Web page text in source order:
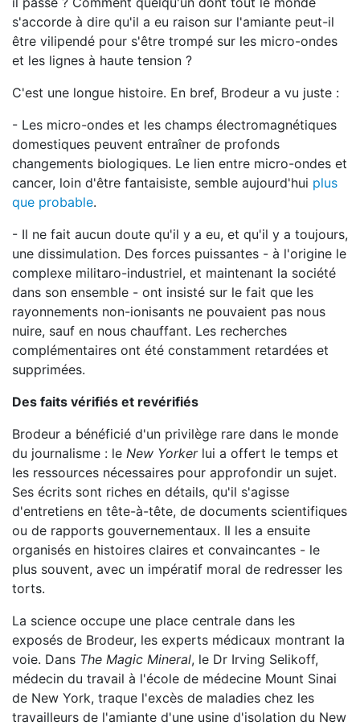
s'accorde à dire qu'il a eu raison sur l'amiante peut-il
être vilipendé pour s'être trompé sur les micro-ondes
et les lignes à haute tension ?
C'est une longue histoire. En bref, Brodeur a vu juste :
- Les micro-ondes et les champs électromagnétiques
domestiques peuvent entraîner de profonds
changements biologiques. Le lien entre micro-ondes et
cancer, loin d'être fantaisiste, semble aujourd'hui plus
que probable.
- Il ne fait aucun doute qu'il y a eu, et qu'il y a toujours,
une dissimulation. Des forces puissantes - à l'origine le
complexe militaro-industriel, et maintenant la société
dans son ensemble - ont insisté sur le fait que les
rayonnements non-ionisants ne pouvaient pas nous
nuire, sauf en nous chauffant. Les recherches
complémentaires ont été constamment retardées et
supprimées.
Des faits vérifiés et revérifiés
Brodeur a bénéficié d'un privilège rare dans le monde
du journalisme : le New Yorkerlui a offert le temps et
les ressources nécessaires pour approfondir un sujet.
Ses écrits sont riches en détails, qu'il s'agisse
d'entretiens en tête-à-tête, de documents scientifiques
ou de rapports gouvernementaux. Il les a ensuite
organisés en histoires claires et convaincantes - le
plus souvent, avec un impératif moral de redresser les
torts.
La science occupe une place centrale dans les
exposés de Brodeur, les experts médicaux montrant la
voie. Dans The Magic Mineral, le Dr Irving Selikoff,
médecin du travail à l'école de médecine Mount Sinai
de New York, traque l'excès de maladies chez les
travailleurs de l'amiante d'une usine d'isolation du New